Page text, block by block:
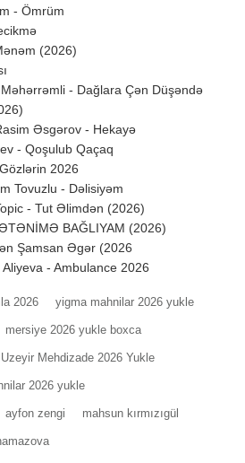
- Ömrüm
(2026)
- Dağlara Çən Düşəndə
Əsgərov - Hekayə
- Qoşulub Qaçaq
2026
Tovuzlu - Dəlisiyəm
- Tut Əlimdən (2026)
BAĞLIYAM (2026)
Şamsan Əgər (2026
- Ambulance 2026
2026 yigma mahnilar 2026 yukle
mersiye 2026 yukle boxca
Uzeyir Mehdizade 2026 Yukle
2026 yukle
ayfon zengi mahsun kırmızıgül